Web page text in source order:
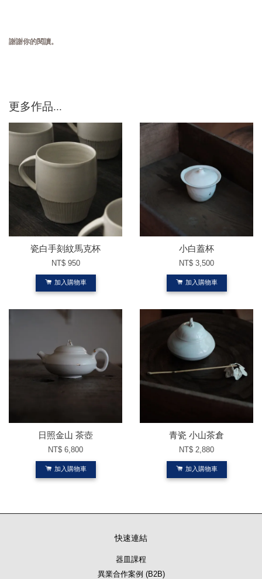
謝謝你的閱讀。
更多作品...
瓷白手刻紋馬克杯
NT$ 950
加入購物車
小白蓋杯
NT$ 3,500
加入購物車
日照金山 茶壺
NT$ 6,800
加入購物車
青瓷 小山茶倉
NT$ 2,880
加入購物車
快速連結
器皿課程
異業合作案例 (B2B)